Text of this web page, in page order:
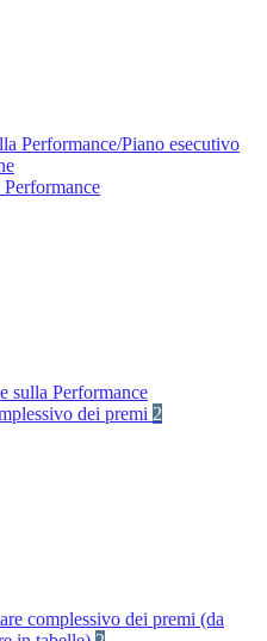
Performance/Piano esecutivo
sulla Performance
dei premi 2
complessivo dei premi (da